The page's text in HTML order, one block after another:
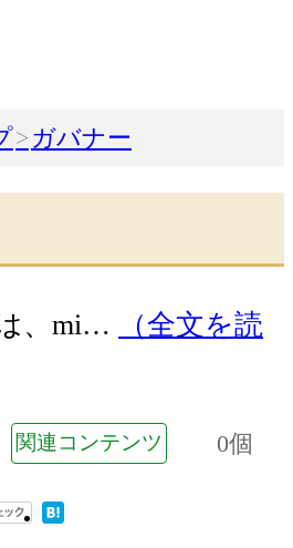
ガバナー
、mi…
（全文を読
関連コンテンツ 0個